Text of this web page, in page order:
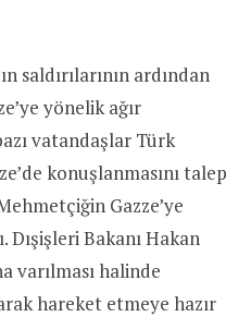
saldırılarının ardından
yönelik ağır
vatandaşlar Türk
konuşlanmasını talep
Gazze’ye
Dışişleri Bakanı Hakan
varılması halinde
hareket etmeye hazır